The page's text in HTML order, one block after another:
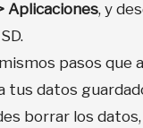
Aplicaciones, y
pasos que
tus datos
borrar los